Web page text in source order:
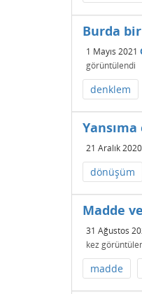
Burda
1 Mayıs 2021
görüntülendi
denklem
21 Aralık 2020
dönüşüm
Madde
31 Ağustos
kez
madde